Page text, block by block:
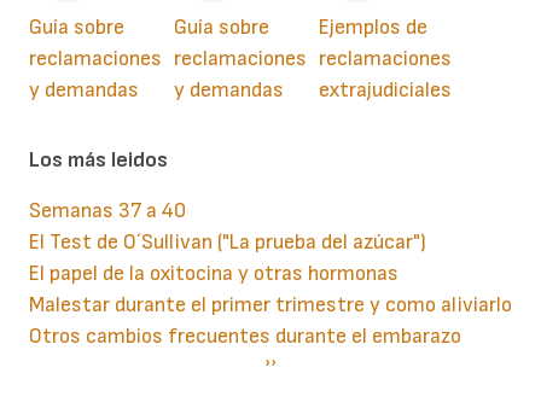
Guía sobre
reclamaciones
y demandas
Guía sobre
reclamaciones
y demandas
Ejemplos de
reclamaciones
extrajudiciales
Los más leidos
Semanas 37 a 40
El Test de O´Sullivan ("La prueba del azúcar")
El papel de la oxitocina y otras hormonas
Malestar durante el primer trimestre y como aliviarlo
Otros cambios frecuentes durante el embarazo
Siguiente
››